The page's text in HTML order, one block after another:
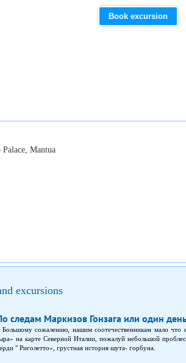
Book excursion
excursions
следам Маркизов Гонзага или один
сожалению, нашим соотечественникам мало что
на карте Северной Италии, пожалуй небольшой
" Риголетто», грустная история шута- горбуна.